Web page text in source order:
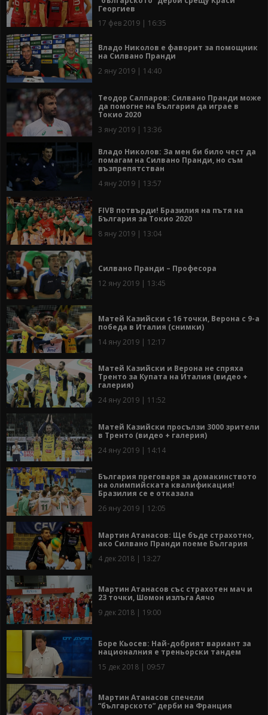
Георгиев
17 фев 2019 | 16:35
Владо Николов е фаворит за помощник
на Силвано Пранди
2 яну 2019 | 14:40
Теодор Салпаров: Силвано Пранди може
да помогне на България да играе в
Токио 2020
3 яну 2019 | 13:36
Владо Николов: За мен би било чест да
помагам на Силвано Пранди, но съм
възпрепятстван
4 яну 2019 | 13:57
FIVB потвърди! Бразилия на пътя на
България за Токио 2020
8 яну 2019 | 13:04
Силвано Пранди – Професора
12 яну 2019 | 13:45
Матей Казийски с 16 точки, Верона с 9-а
победа в Италия (снимки)
14 яну 2019 | 12:17
Матей Казийски и Верона не спряха
Тренто за Купата на Италия (видео +
галерия)
24 яну 2019 | 11:52
Матей Казийски просълзи 3000 зрители
в Тренто (видео + галерия)
24 яну 2019 | 14:14
България преговаря за домакинството
на олимпийската квалификация!
Бразилия се е отказала
26 яну 2019 | 12:05
Мартин Атанасов: Ще бъде страхотно,
ако Силвано Пранди поеме България
4 дек 2018 | 13:27
Мартин Атанасов със страхотен мач и
23 точки, Шомон излъга Аячо
9 дек 2018 | 19:00
Боре Кьосев: Най-добрият вариант за
националния е треньорски тандем
15 дек 2018 | 09:57
Мартин Атанасов спечели
“българското” дерби на Франция